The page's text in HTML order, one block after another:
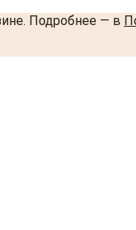
Подробнее — в